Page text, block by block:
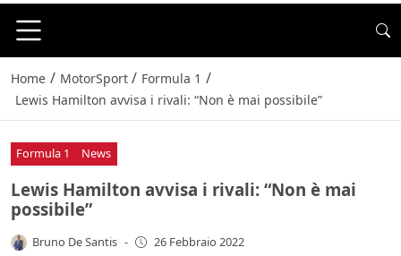
Home / MotorSport / Formula 1 /
Lewis Hamilton avvisa i rivali: “Non è mai possibile”
Formula 1 News
Lewis Hamilton avvisa i rivali: “Non è mai
possibile”
Bruno De Santis - 26 Febbraio 2022